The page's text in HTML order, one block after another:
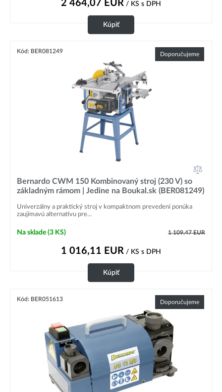
2 464,07 EUR / KS s DPH
Kúpiť
Kód: BER081249 Doporučujeme
Bernardo CWM 150 Kombinovaný stroj (230 V) so
základným rámom | Jedine na Boukal.sk (BER081249)
Univerzálny a praktický stroj v kompaktnom prevedení ponúka
zaujímavú alternatívu pre...
Na sklade (3 KS) 1 109,47EUR
1 016,11 EUR / KS s DPH
Kúpiť
Kód: BER051613 Doporučujeme